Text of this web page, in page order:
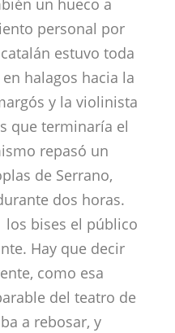
un hueco a
personal por
estuvo toda
halagos hacia la
y la violinista
que terminaría el
repasó un
de Serrano,
dos horas.
los bises el público
Hay que decir
como esa
del teatro de
a rebosar, y